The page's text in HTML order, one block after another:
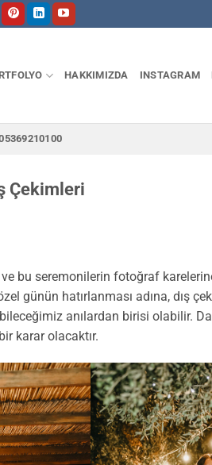
HAKKIMIZDA INSTAGRAM
Çekimleri
bu seremonilerin fotoğraf
günün hatırlanması adına, dış
anılardan birisi olabilir.
karar olacaktır.